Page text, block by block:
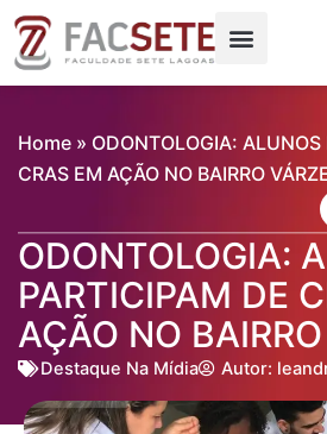
para
Home » ODONTOLOGIA: ALUNOS
CRAS EM AÇÃO NO BAIRRO
ODONTOLOGIA:
PARTICIPAM DE
AÇÃO NO
Destaque Na Mídia Autor: